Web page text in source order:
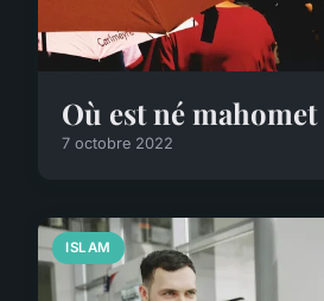
Où est né mahomet
7 octobre 2022
ISLAM